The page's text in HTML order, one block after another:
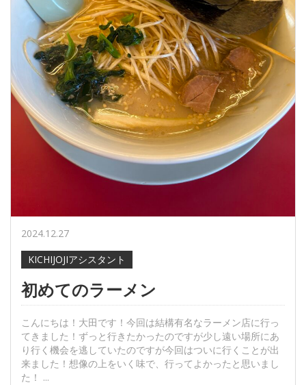
2024.12.27
KICHIJOJIアシスタント
初めてのラーメン
こんにちは！大田です！今回は結構有名なラーメン店に行っ
てきました！ずっと行きたかったのですが少し遠い場所にあ
り行く機会を逃していたのですが今回はついに行くことが出
来ました！想像の上をいく味で、行ってよかったと思いまし
た！ ...